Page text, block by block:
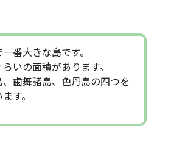
番大きな島です。
いの面積があります。
歯舞諸島、色丹島の四つを
す。